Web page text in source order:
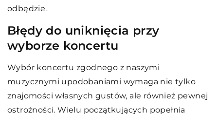
odbędzie.
Błędy do uniknięcia przy
wyborze koncertu
Wybór koncertu zgodnego z naszymi
muzycznymi upodobaniami wymaga nie tylko
znajomości własnych gustów, ale również pewnej
ostrożności. Wielu początkujących popełnia